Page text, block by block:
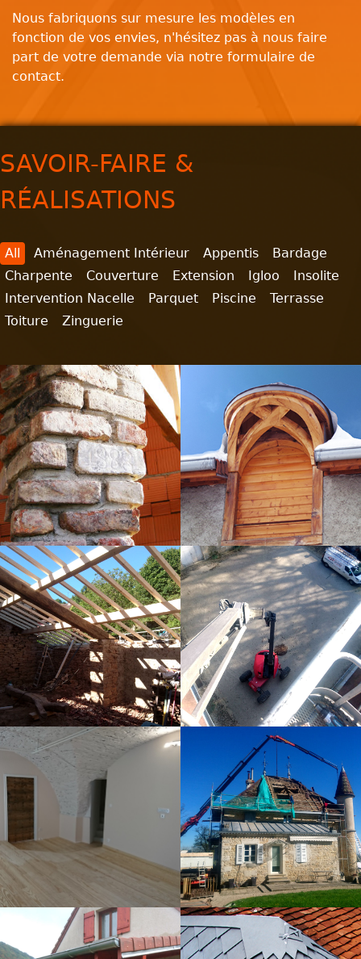
Nous fabriquons sur mesure les modèles en
fonction de vos envies, n'hésitez pas à nous faire
part de votre demande via notre formulaire de
contact.
SAVOIR-FAIRE &
RÉALISATIONS
All Aménagement Intérieur Appentis
Bardage
Charpente
Couverture Extension Igloo
Insolite
Intervention Nacelle
Parquet Piscine
Terrasse
Toiture
Zinguerie